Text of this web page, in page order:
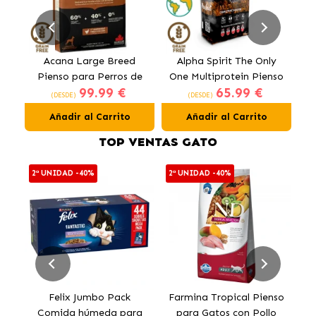
Acana Large Breed
Pienso para Perros de
Razas Grandes con Pollo
(DESDE) 99.99 €
Añadir al Carrito
Alpha Spirit The Only
One Multiprotein Pienso
para Perros
(DESDE) 65.99 €
Añadir al Carrito
TOP VENTAS GATO
2ª UNIDAD -40%
Felix Jumbo Pack
Comida húmeda para
2ª UNIDAD -40%
Farmina Tropical Pienso
para Gatos con Pollo